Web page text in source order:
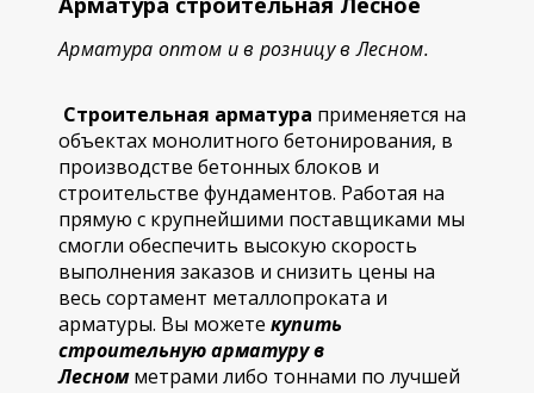
Арматура оптом и в розницу в Лесном.
Строительная арматура применяется на
объектах монолитного бетонирования, в
производстве бетонных блоков и
строительстве фундаментов. Работая на
прямую с крупнейшими поставщиками мы
смогли обеспечить высокую скорость
выполнения заказов и снизить цены на
весь сортамент металлопроката и
арматуры. Вы можете купить
строительнуюарматуру в
Лесномметрами либо тоннами по лучшей